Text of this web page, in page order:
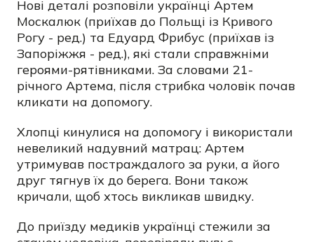
Нові деталі розповіли українці Артем
Москалюк (приїхав до Польщі із Кривого
Рогу - ред.) та Едуард Фрибус (приїхав із
Запоріжжя - ред.), які стали справжніми
героями-рятівниками. За словами 21-
річного Артема, після стрибка чоловік почав
кликати на допомогу.
Хлопці кинулися на допомогу і використали
невеликий надувний матрац: Артем
утримував постраждалого за руки, а його
друг тягнув їх до берега. Вони також
кричали, щоб хтось викликав швидку.
До приїзду медиків українці стежили за